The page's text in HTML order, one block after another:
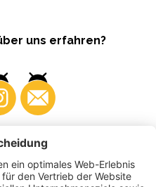
uns erfahren?
Produzenten